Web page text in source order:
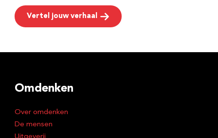
Vertel jouw verhaal
Omdenken
Over omdenken
De mensen